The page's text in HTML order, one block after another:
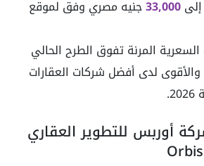
إلى33,000جنيه مصري وفق لموقع
المرنة تفوق الطرح الحالي
والأقوى لدى أفضل شركات العقارات
أوربس للتطوير العقاري